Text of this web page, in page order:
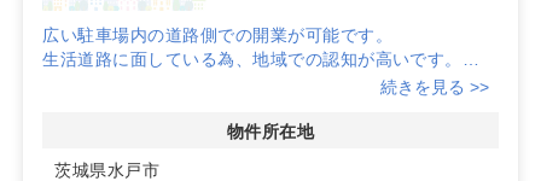
広い駐車場内の道路側での開業が可能です。
生活道路に面している為、地域での認知が高いです。
詳細はお問い合わせください！
続きを見る >>
物件所在地
茨城県水戸市